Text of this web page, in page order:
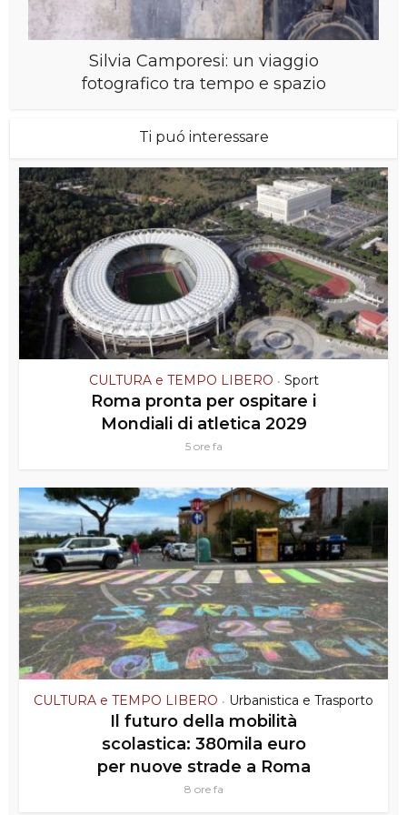
Silvia Camporesi: un viaggio
fotografico tra tempo e spazio
Ti puó interessare
CULTURA e TEMPO LIBERO • Sport
Roma pronta per ospitare i
Mondiali di atletica 2029
5 ore fa
CULTURA e TEMPO LIBERO • Urbanistica e Trasporto
Il futuro della mobilità
scolastica: 380mila euro
per nuove strade a Roma
8 ore fa